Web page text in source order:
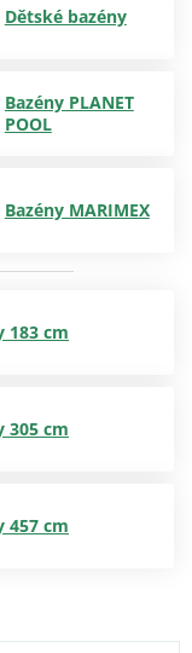
Dětské bazény
Bazény PLANET
POOL
Bazény MARIMEX
183 cm
305 cm
457 cm